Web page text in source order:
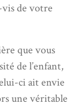
de votre
que vous
de l’enfant,
ci ait envie
une véritable